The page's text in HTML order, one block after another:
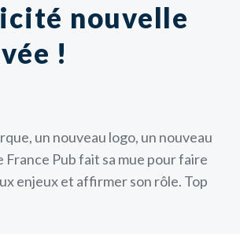
nouvelle
!
un nouveau logo, un nouveau
France Pub fait sa mue pour faire
enjeux et affirmer son rôle. Top